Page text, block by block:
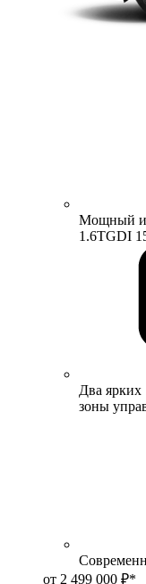
Мощный и
1.6TGDI
Два ярких
зоны
от 2 499 000 ₽*